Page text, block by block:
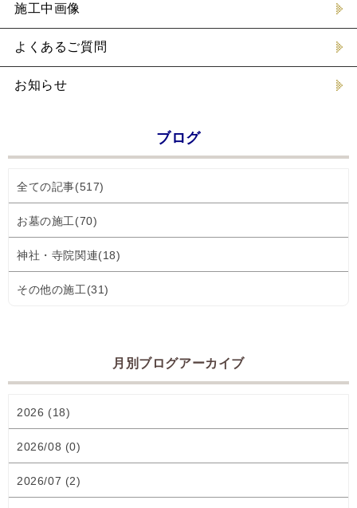
施工中画像
よくあるご質問
お知らせ
ブログ
全ての記事(517)
お墓の施工(70)
神社・寺院関連(18)
その他の施工(31)
月別ブログアーカイブ
2026 (18)
2026/08 (0)
2026/07 (2)